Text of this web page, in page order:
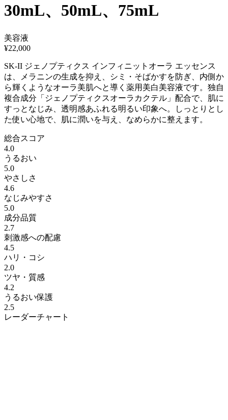
30mL、50mL、75mL
美容液
¥22,000
SK-II ジェノプティクス インフィニットオーラ エッセンス
は、メラニンの生成を抑え、シミ・そばかすを防ぎ、内側か
ら輝くようなオーラ美肌へと導く薬用美白美容液です。独自
複合成分「ジェノプティクスオーラカクテル」配合で、肌に
すっとなじみ、透明感あふれる明るい印象へ。しっとりとし
た使い心地で、肌に潤いを与え、なめらかに整えます。
総合スコア
4.0
うるおい
5.0
やさしさ
4.6
なじみやすさ
5.0
成分品質
2.7
刺激感への配慮
4.5
ハリ・コシ
2.0
ツヤ・質感
4.2
うるおい保護
2.5
レーダーチャート